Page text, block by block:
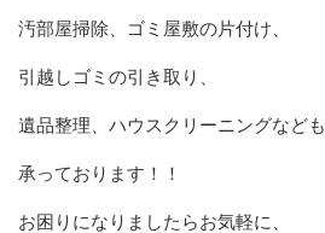
汚部屋掃除、ゴミ屋敷の片付け、
引越しゴミの引き取り、
遺品整理、ハウスクリーニングなども
承っております！！
お困りになりましたらお気軽に、